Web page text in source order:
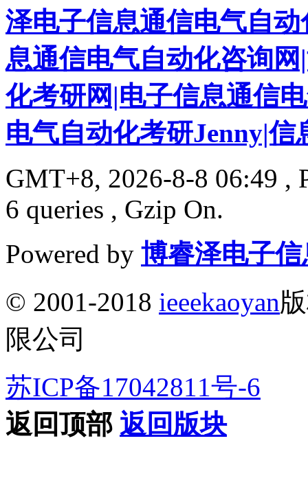
泽电子信息通信电气自
息通信电气自动化咨询
化考研网|电子信息通信
电气自动化考研Jenny|
GMT+8, 2026-8-8 06:49 ,
6 queries , Gzip On.
Powered by 博睿泽电子
© 2001-2018 ieeekaoyan
限公司
苏ICP备17042811号-6
返回顶部 返回版块